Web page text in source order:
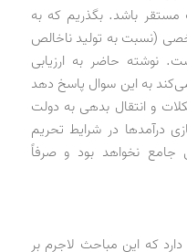
باشد. بگذریم که به
(نسبت به تولید ناخالص
نوشته حاضر به ارزیابی
به این سوال پاسخ دهد
و انتقال بدهی به دولت
درآمدها در شرایط تحریم
جامع نخواهد بود و صرفاً
که این مباحث لاجرم بر